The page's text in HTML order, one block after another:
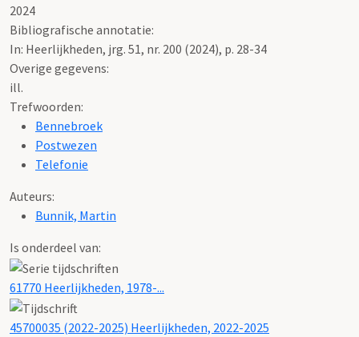
2024
Bibliografische annotatie:
In: Heerlijkheden, jrg. 51, nr. 200 (2024), p. 28-34
Overige gegevens:
ill.
Trefwoorden:
Bennebroek
Postwezen
Telefonie
Auteurs:
Bunnik, Martin
Is onderdeel van:
61770 Heerlijkheden, 1978-...
45700035 (2022-2025) Heerlijkheden, 2022-2025